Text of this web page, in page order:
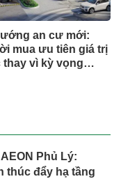
an cư mới:
mua ưu tiên giá trị
vì kỳ vọng
Phủ Lý:
thúc đẩy hạ tầng